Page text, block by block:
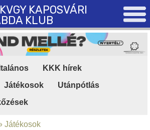
KAPOSVÁRI
KLUB
KKK hírek
Játékosok Utánpótlás
Játékosok